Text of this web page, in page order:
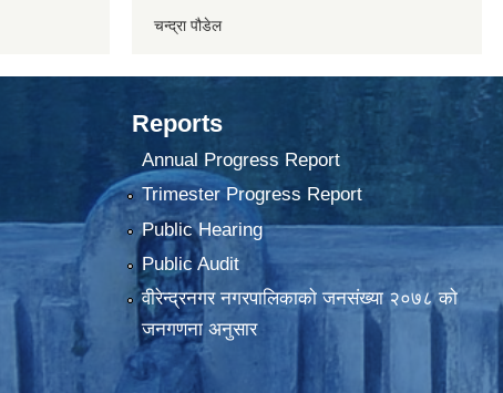
चन्द्रा पौडेल
Reports
Annual Progress Report
Trimester Progress Report
Public Hearing
Public Audit
वीरेन्द्रनगर नगरपालिकाकाे जनसंख्या २०७८ काे
जनगणना अनुसार